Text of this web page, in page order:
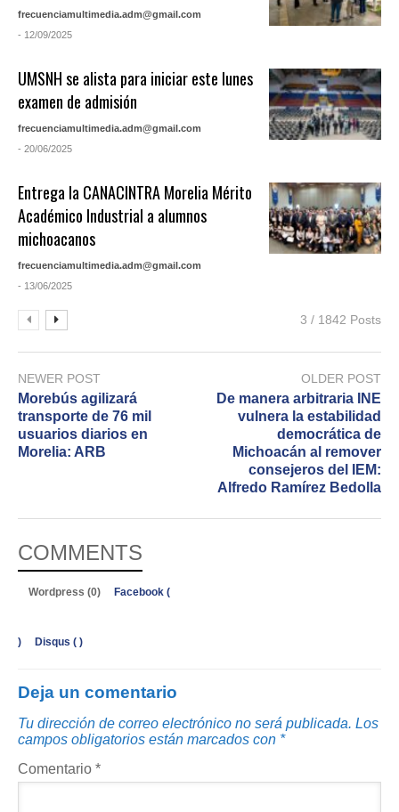
frecuenciamultimedia.adm@gmail.com
- 12/09/2025
UMSNH se alista para iniciar este lunes
examen de admisión
frecuenciamultimedia.adm@gmail.com
- 20/06/2025
Entrega la CANACINTRA Morelia Mérito
Académico Industrial a alumnos
michoacanos
frecuenciamultimedia.adm@gmail.com
- 13/06/2025
3 / 1842 Posts
NEWER POST
Morebús agilizará
transporte de 76 mil
usuarios diarios en
Morelia: ARB
OLDER POST
De manera arbitraria INE
vulnera la estabilidad
democrática de
Michoacán al remover
consejeros del IEM:
Alfredo Ramírez Bedolla
COMMENTS
Wordpress (0) Facebook (
) Disqus ( )
Deja un comentario
Tu dirección de correo electrónico no será publicada. Los
campos obligatorios están marcados con *
Comentario *